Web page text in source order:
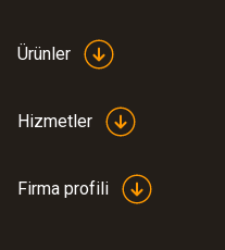
Ürünler
Hizmetler
Firma profili